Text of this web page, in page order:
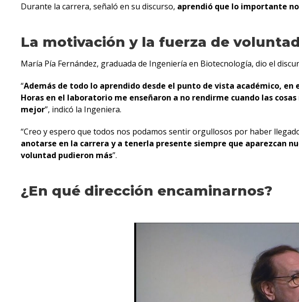
Durante la carrera, señaló en su discurso, aprendió que lo importante
La motivación y la fuerza de
María Pía Fernández, graduada de Ingeniería en Biotecnología, dio el
“Además de todo lo aprendido desde el punto de vista académico,
Horas en el laboratorio me enseñaron a no rendirme cuando las
mejor”, indicó la Ingeniera.
“Creo y espero que todos nos podamos sentir orgullosos por haber
anotarse en la carrera y a tenerla presente siempre que aparezcan
voluntad pudieron más”.
¿En qué dirección encaminarnos?